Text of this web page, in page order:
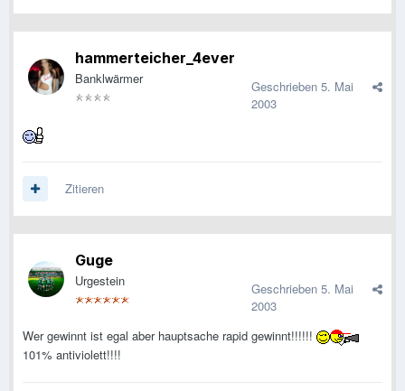
hammerteicher_4ever
Banklwärmer Geschrieben 5. Mai
2003
Zitieren
Guge
Urgestein Geschrieben 5. Mai
2003
Wer gewinnt ist egal aber hauptsache rapid gewinnt!!!!!!
101% antiviolett!!!!